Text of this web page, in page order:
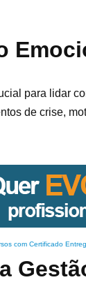
para lidar
de crise,
com Certificado